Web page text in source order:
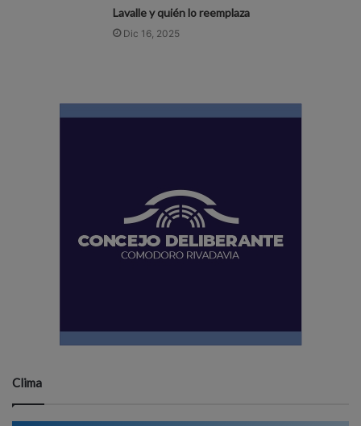
Lavalle y quién lo reemplaza
Dic 16, 2025
Clima